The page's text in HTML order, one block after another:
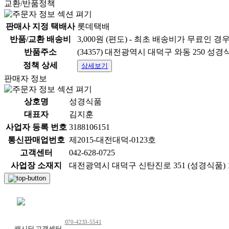
교환/반품정책
판매사 지정 택배사 롯데택배
반품/교환 배송비
3,000원 (편도) - 최초 배송비가 무료인 경
반품주소
(34357) 대전광역시 대덕구 와동 250 성경
정책 상세
상세보기
판매자 정보
상호명
성경식품
대표자
김지훈
사업자 등록 번호 3188106151
통신판매업번호 제2015-대전대덕-0123호
고객센터
042-628-0725
사업장 소재지
대전광역시 대덕구 신탄진로 351 (성경식품)
070-4233-5541